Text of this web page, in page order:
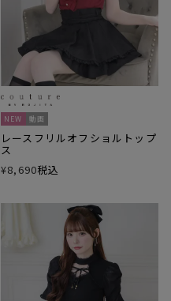
NEW 動画
レースフリルオフショルトップ
ス
¥8,690税込